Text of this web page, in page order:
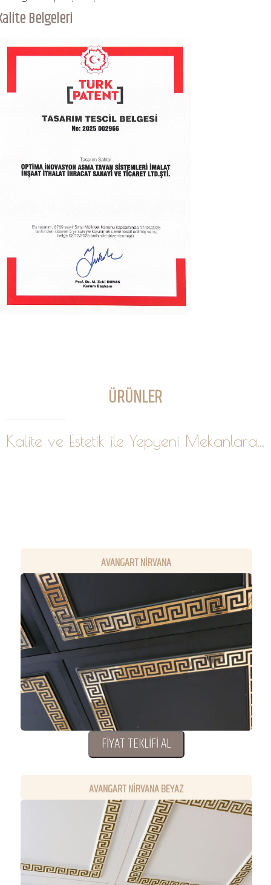
Belgeleri
ÜRÜNLER
Kalite ve Estetik ile Yepyeni Mekanlara...
AVANGART NİRVANA
FİYAT TEKLİFİ AL
AVANGART NİRVANA BEYAZ